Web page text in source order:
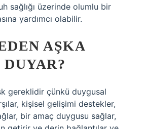
sağlığı üzerinde olumlu bir
yardımcı olabilir.
AŞKA
gereklidir çünkü duygusal
kişisel gelişimi destekler,
bir amaç duygusu sağlar,